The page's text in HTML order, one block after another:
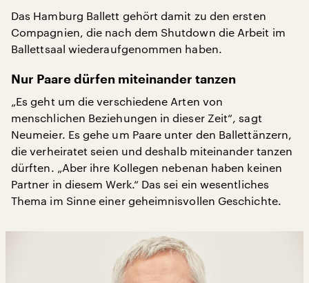
Das Hamburg Ballett gehört damit zu den ersten
Compagnien, die nach dem Shutdown die Arbeit im
Ballettsaal wiederaufgenommen haben.
Nur Paare dürfen miteinander tanzen
„Es geht um die verschiedene Arten von
menschlichen Beziehungen in dieser Zeit“, sagt
Neumeier. Es gehe um Paare unter den Ballettänzern,
die verheiratet seien und deshalb miteinander tanzen
dürften. „Aber ihre Kollegen nebenan haben keinen
Partner in diesem Werk.“ Das sei ein wesentliches
Thema im Sinne einer geheimnisvollen Geschichte.